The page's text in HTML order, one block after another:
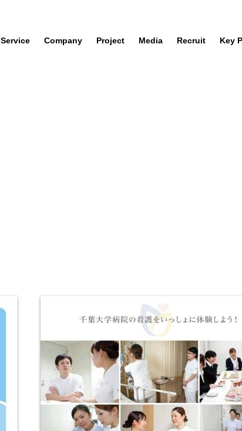
Service Company Project Media Recruit Key